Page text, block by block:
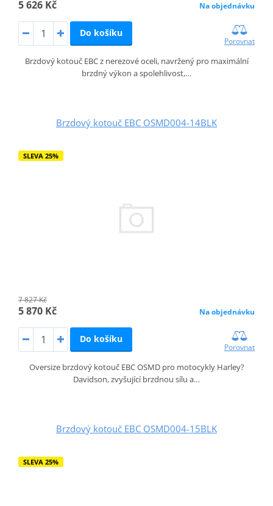
5 626 Kč Na objednávku
Do košíku
Porovnat
Brzdový kotouč EBC z nerezové oceli, navržený pro maximální
brzdný výkon a spolehlivost,…
Brzdový kotouč EBC OSMD004-14BLK
SLEVA 25%
7 827 Kč
5 870 Kč Na objednávku
Do košíku
Porovnat
Oversize brzdový kotouč EBC OSMD pro motocykly Harley?
Davidson, zvyšující brzdnou sílu a…
Brzdový kotouč EBC OSMD004-15BLK
SLEVA 25%